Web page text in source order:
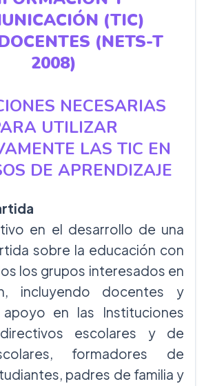
(TIC)
(NETS-T
2008)
NECESARIAS
UTILIZAR
LAS TIC EN
DE APRENDIZAJE
en el desarrollo de una
sobre la educación con
los grupos interesados en
incluyendo docentes y
en las Instituciones
directivos escolares y de
formadores de
padres de familia y